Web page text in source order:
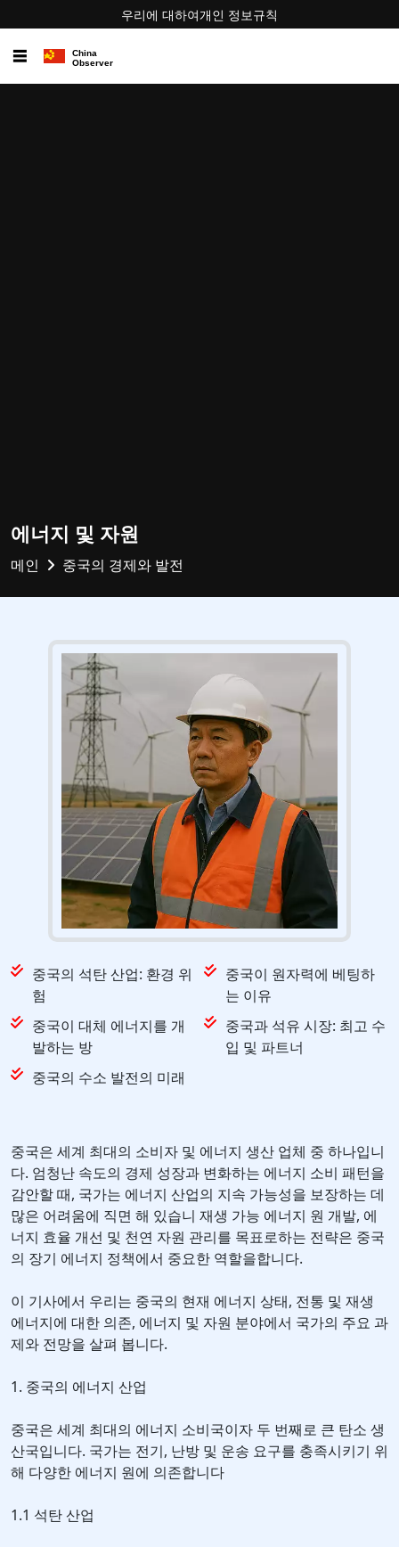
우리에 대하여개인 정보규칙
☰
에너지 및 자원
메인 중국의 경제와 발전
중국의 석탄 산업: 환경 위
험
중국이 원자력에 베팅하
는 이유
중국이 대체 에너지를 개
발하는 방
중국과 석유 시장: 최고 수
입 및 파트너
중국의 수소 발전의 미래
중국은 세계 최대의 소비자 및 에너지 생산 업체 중 하나입니
다. 엄청난 속도의 경제 성장과 변화하는 에너지 소비 패턴을
감안할 때, 국가는 에너지 산업의 지속 가능성을 보장하는 데
많은 어려움에 직면 해 있습니 재생 가능 에너지 원 개발, 에
너지 효율 개선 및 천연 자원 관리를 목표로하는 전략은 중국
의 장기 에너지 정책에서 중요한 역할을합니다.
이 기사에서 우리는 중국의 현재 에너지 상태, 전통 및 재생
에너지에 대한 의존, 에너지 및 자원 분야에서 국가의 주요 과
제와 전망을 살펴 봅니다.
1. 중국의 에너지 산업
중국은 세계 최대의 에너지 소비국이자 두 번째로 큰 탄소 생
산국입니다. 국가는 전기, 난방 및 운송 요구를 충족시키기 위
해 다양한 에너지 원에 의존합니다
1.1 석탄 산업